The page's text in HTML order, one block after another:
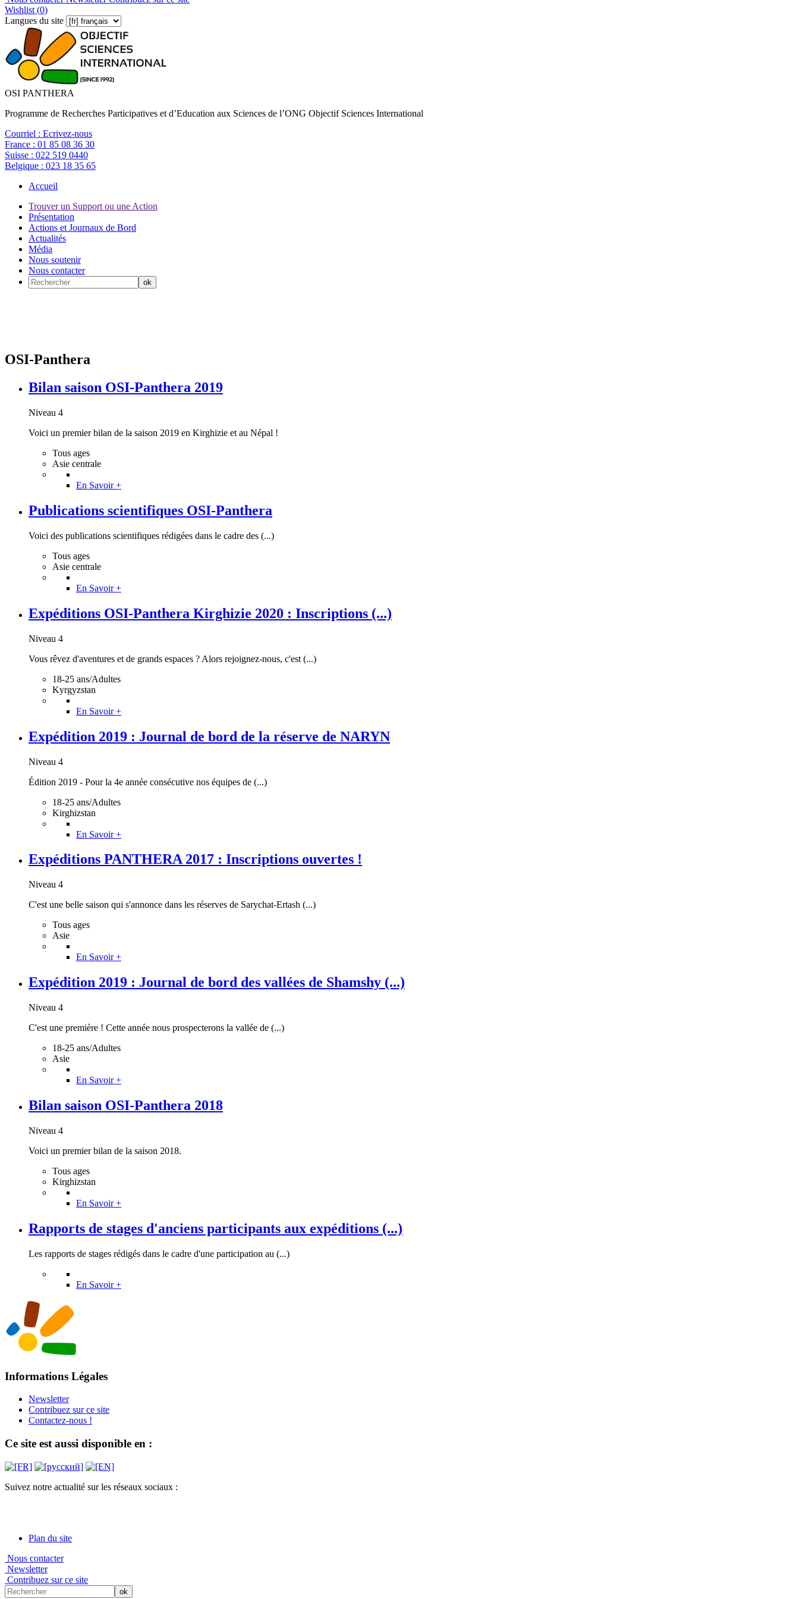
Wishlist (0)
Langues du site
OSI PANTHERA
Programme de Recherches Participatives et d’Education aux Sciences de l’ONG Objectif Sciences International
Courriel : Ecrivez-nous
France : 01 85 08 36 30
Suisse : 022 519 0440
Belgique : 023 18 35 65
Accueil
Trouver un Support ou une Action
Présentation
Actions et Journaux de Bord
Actualités
Média
Nous soutenir
Nous contacter
OSI-Panthera
Bilan saison OSI-Panthera 2019
Niveau 4
Voici un premier bilan de la saison 2019 en Kirghizie et au Népal !
Tous ages
Asie centrale
En Savoir +
Publications scientifiques OSI-Panthera
Voici des publications scientifiques rédigées dans le cadre des (...)
Tous ages
Asie centrale
En Savoir +
Expéditions OSI-Panthera Kirghizie 2020 : Inscriptions (...)
Niveau 4
Vous rêvez d'aventures et de grands espaces ? Alors rejoignez-nous, c'est (...)
18-25 ans/Adultes
Kyrgyzstan
En Savoir +
Expédition 2019 : Journal de bord de la réserve de NARYN
Niveau 4
Édition 2019 - Pour la 4e année consécutive nos équipes de (...)
18-25 ans/Adultes
Kirghizstan
En Savoir +
Expéditions PANTHERA 2017 : Inscriptions ouvertes !
Niveau 4
C'est une belle saison qui s'annonce dans les réserves de Sarychat-Ertash (...)
Tous ages
Asie
En Savoir +
Expédition 2019 : Journal de bord des vallées de Shamshy (...)
Niveau 4
C'est une première ! Cette année nous prospecterons la vallée de (...)
18-25 ans/Adultes
Asie
En Savoir +
Bilan saison OSI-Panthera 2018
Niveau 4
Voici un premier bilan de la saison 2018.
Tous ages
Kirghizstan
En Savoir +
Rapports de stages d'anciens participants aux expéditions (...)
Les rapports de stages rédigés dans le cadre d'une participation au (...)
En Savoir +
Informations Légales
Newsletter
Contribuez sur ce site
Contactez-nous !
Ce site est aussi disponible en :
Suivez notre actualité sur les réseaux sociaux :
Plan du site
Nous contacter
Newsletter
Contribuez sur ce site